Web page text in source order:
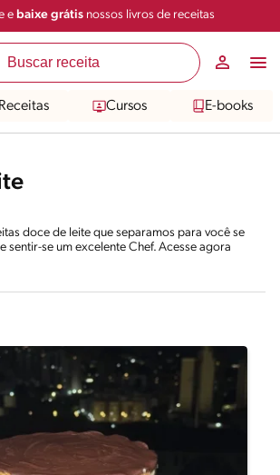
e baixe grátisnossos livros de receitas
Receitas Cursos E-books
doce de leite que separamos para você se
sentir-se um excelente Chef. Acesse agora